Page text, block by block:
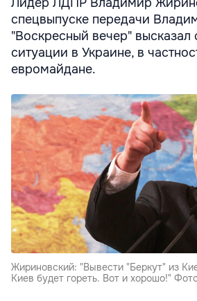
спецвыпуске передачи
"Воскресный вечер" высказал
ситуации в Украине, в
евромайдане.
Жириновский: "Вывести "Беркут" из
Киев будет гореть. Вот и хорошо!"